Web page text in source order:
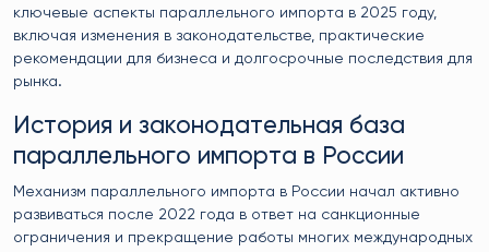
ключевые аспекты параллельного импорта в 2025 году,
включая изменения в законодательстве, практические
рекомендации для бизнеса и долгосрочные последствия для
рынка.
История и законодательная база
параллельного импорта в России
Механизм параллельного импорта в России начал активно
развиваться после 2022 года в ответ на санкционные
ограничения и прекращение работы многих международных